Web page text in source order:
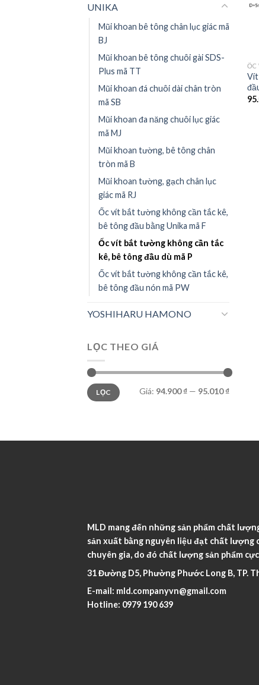
UNIKA
Mũi khoan bê tông chân lục giác mã
BJ
Mũi khoan bê tông chuôi gài SDS-
Plus mã TT
Mũi khoan đá chuôi dài chân tròn
mã SB
Mũi khoan đa năng chuôi lục giác
mã MJ
Mũi khoan tường, bê tông chân
tròn mã B
Mũi khoan tường, gạch chân lục
giác mã RJ
Ốc vít bắt tường không cần tắc kê,
bê tông đầu bằng Unika mã F
Ốc vít bắt tường không cần tắc
kê, bê tông đầu dù mã P
Ốc vít bắt tường không cần tắc kê,
bê tông đầu nón mã PW
YOSHIHARU HAMONO
LỌC THEO GIÁ
Giá
thấp
nhất
Giá
cao
nhất
LỌC Giá: 94.900 ₫ — 95.010 ₫
MLD mang đến những sản phẩm chất
sản xuất bằng nguyên liệu đạt chất lượng
chuyên gia, do đó chất lượng sản phẩm
31 Đường D5, Phường Phước Long B, TP.
E-mail: mld.companyvn@gmail.com
Hotline: 0979 190 639